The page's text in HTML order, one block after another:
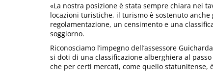
«La nostra posizione è stata sempre chiara nei
locazioni turistiche, il turismo è sostenuto
regolamentazione, un censimento e una
soggiorno.
Riconosciamo l’impegno dell’assessore
si doti di una classificazione alberghiera al
che per certi mercati, come quello statunitense,